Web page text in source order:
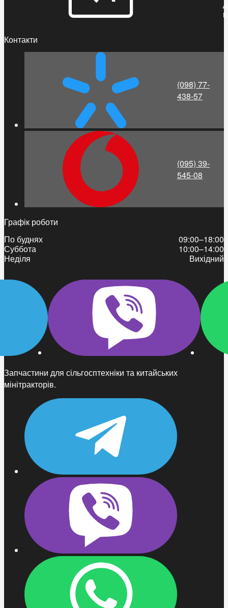
Запчастини для сільгосптехніки та китайських
мінітракторів.
Контакти
(098) 77-
438-57
(095) 39-
545-08
Графік роботи
По буднях
09:00–18:00
Суббота
10:00–14:00
Неділя
Вихідний